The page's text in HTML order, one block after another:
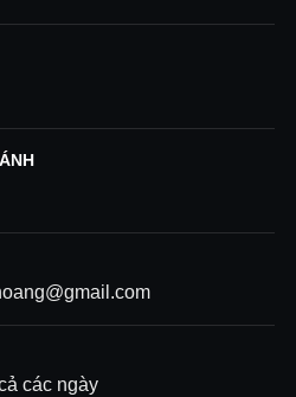
các ngày